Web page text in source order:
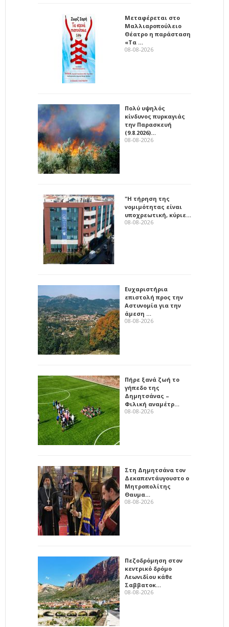
Μεταφέρεται στο
Μαλλιαροπούλειο
Θέατρο η παράσταση
«Τα …
08-08-2026
Πολύ υψηλός
κίνδυνος πυρκαγιάς
την Παρασκευή
(9.8.2026)…
08-08-2026
"Η τήρηση της
νομιμότητας είναι
υποχρεωτική, κύριε…
08-08-2026
Ευχαριστήρια
επιστολή προς την
Αστυνομία για την
άμεση …
08-08-2026
Πήρε ξανά ζωή το
γήπεδο της
Δημητσάνας –
Φιλική αναμέτρ…
08-08-2026
Στη Δημητσάνα τον
Δεκαπεντάυγουστο ο
Μητροπολίτης
Θαυμα…
08-08-2026
Πεζοδρόμηση στον
κεντρικό δρόμο
Λεωνιδίου κάθε
Σαββατοκ…
08-08-2026